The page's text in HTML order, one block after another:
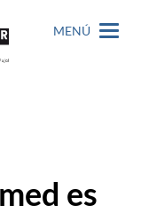
MENÚ
es